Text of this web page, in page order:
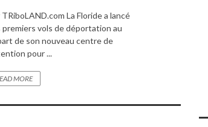
TRiboLAND.com La Floride a lancé
premiers vols de déportation au
de son nouveau centre de
pour ...
MORE